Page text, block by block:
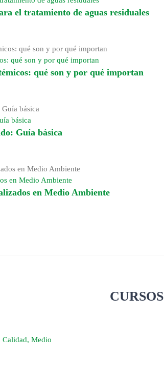
el tratamiento de aguas residuales
qué son y por qué importan
qué son y por qué importan
básica
Guía básica
en Medio Ambiente
en Medio Ambiente
CURSOS
Calidad, Medio